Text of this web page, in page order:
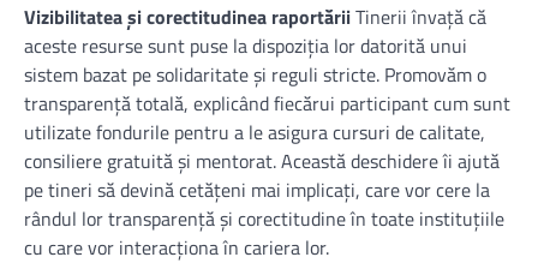
Vizibilitatea și corectitudinea raportăriiTinerii învață că
aceste resurse sunt puse la dispoziția lor datorită unui
sistem bazat pe solidaritate și reguli stricte. Promovăm o
transparență totală, explicând fiecărui participant cum sunt
utilizate fondurile pentru a le asigura cursuri de calitate,
consiliere gratuită și mentorat. Această deschidere îi ajută
pe tineri să devină cetățeni mai implicați, care vor cere la
rândul lor transparență și corectitudine în toate instituțiile
cu care vor interacționa în cariera lor.